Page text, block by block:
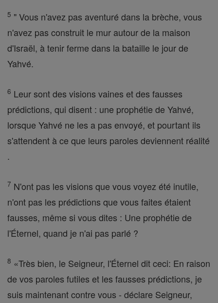
5 " Vous n'avez pas aventuré dans la brèche, vous
n'avez pas construit le mur autour de la maison
d'Israël, à tenir ferme dans la bataille le jour de
Yahvé.
6 Leur sont des visions vaines et des fausses
prédictions, qui disent : une prophétie de Yahvé,
lorsque Yahvé ne les a pas envoyé, et pourtant ils
s'attendent à ce que leurs paroles deviennent réalité
.
7 N'ont pas les visions que vous voyez été inutile,
n'ont pas les prédictions que vous faites étaient
fausses, même si vous dites : Une prophétie de
l'Éternel, quand je n'ai pas parlé ?
8 «Très bien, le Seigneur, l'Éternel dit ceci: En raison
de vos paroles futiles et les fausses prédictions, je
suis maintenant contre vous - déclare Seigneur,